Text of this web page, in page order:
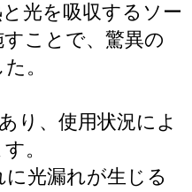
光を吸収するソー
ことで、驚異の
。
り、使用状況によ
。
光漏れが生じる